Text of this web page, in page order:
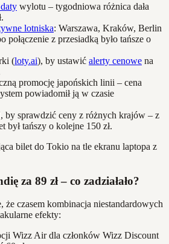
wylotu – tygodniowa różnica dała
lotniska: Warszawa, Kraków, Berlin
połączenie z przesiadką było tańsze o
(loty.ai), by ustawić alerty cenowe na
promocję japońskich linii – cena
powiadomił ją w czasie
by sprawdzić ceny z różnych krajów – z
był tańszy o kolejne 150 zł.
za 89 zł – co zadziałało?
że czasem kombinacja niestandardowych
efekty:
Wizz Air dla członków Wizz Discount